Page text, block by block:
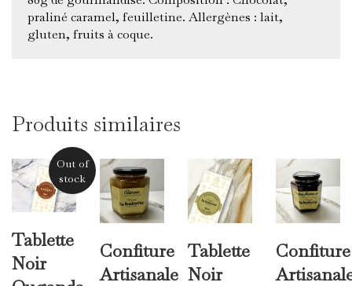
La rondeur d’un praliné au caramel tendre, lové
dans un écrin de chocolat. Une bouchée addictive
Produits similaires
Out of
stock